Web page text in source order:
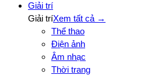
Giải trí
Giải tríXem tất cả →
Thể thao
Điện ảnh
Âm nhạc
Thời trang